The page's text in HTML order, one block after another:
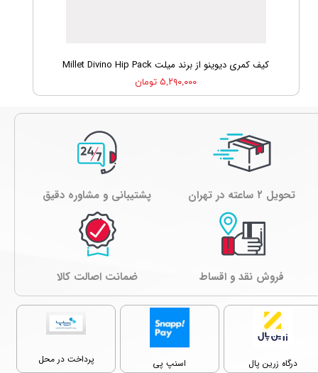
کیف کمری دیوینو از برند میلت Millet Divino Hip Pack
۵,۲۹۰,۰۰۰ تومان
درگاه زرین پال اسنپ پی پرداخت در محل
تحویل ۲ ساعته در تهران پشتیبانی و مشاوره دقیق
فروش نقد و اقساط ﺿﻤﺎﻧﺖ اصالت کالا